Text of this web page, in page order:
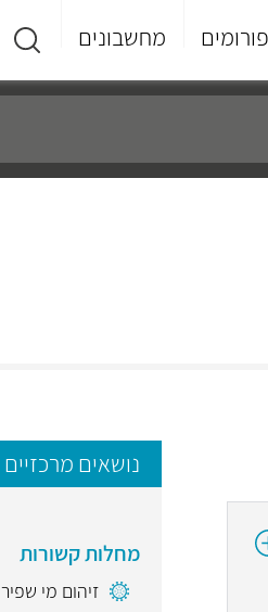
פורומים מחשבונים
נושאים מרכזיים
מחלות קשורות
זיהום מי שפיר